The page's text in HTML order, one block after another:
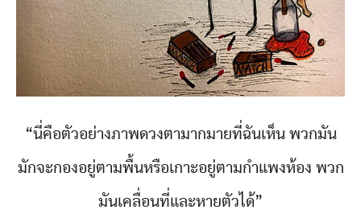
“นี่คือตัวอย่างภาพดวงตามากมายที่ฉันเห็น พวกมัน
มักจะกองอยู่ตามพื้นหรือเกาะอยู่ตามกำแพงห้อง พวก
มันเคลื่อนที่และหายตัวได้”